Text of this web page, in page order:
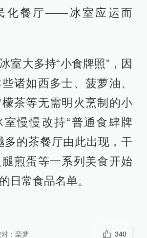
化餐厅——冰室应运而
室大多持“小食牌照”，因
诸如西多士、菠萝油、
茶等无需明火烹制的小
室慢慢改持“普通食肆牌
多的茶餐厅由此出现，干
煎蛋等一系列美食开始
日常食品名单。
： 栾梦 340